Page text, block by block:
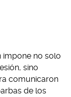
impone no solo
sino
comunicaron
de los